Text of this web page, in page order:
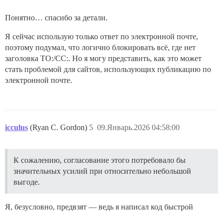
Понятно… спасибо за детали.
Я сейчас использую только ответ по электронной почте,
поэтому подумал, что логично блокировать всё, где нет
заголовка TO:/CC:. Но я могу представить, как это может
стать проблемой для сайтов, использующих публикацию по
электронной почте.
icculus (Ryan C. Gordon) 09.Январь.2026 04:58:00
5
К сожалению, согласование этого потребовало бы
значительных усилий при относительно небольшой
выгоде.
Я, безусловно, предвзят — ведь я написал код быстрой